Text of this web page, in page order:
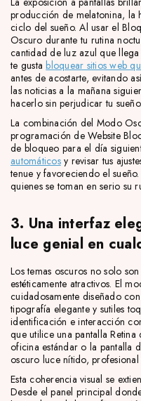
producción de melatonina, la
ciclo del sueño. Al usar el
Oscuro durante tu rutina
cantidad de luz azul que llega
te gustabloquear sitios web
antes de acostarte, evitando
las noticias a la mañana
hacerlo sin perjudicar tu sueño.
La combinación del Modo
programación de Website
de bloqueo para el día
automáticosy revisar tus
tenue y favoreciendo el
quienes se toman en serio su
3. Una interfaz
luce genial en
Los temas oscuros no solo
estéticamente atractivos. El
cuidadosamente diseñado
tipografía elegante y sutiles
identificación e interacción
que utilice una pantalla
oficina estándar o la pantalla
oscuro luce nítido,
Esta coherencia visual se
Desde el panel principal